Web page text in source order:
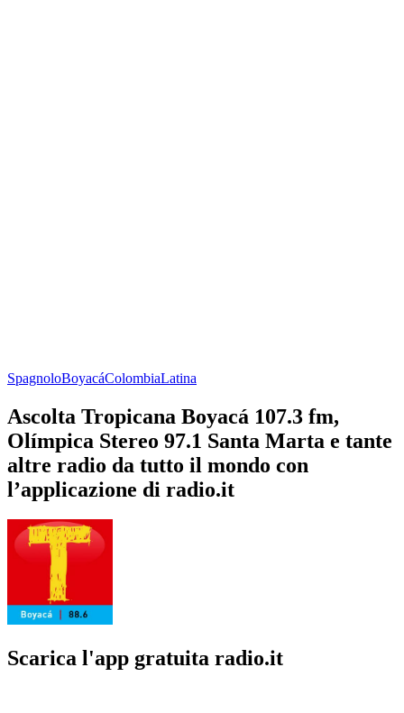
SpagnoloBoyacáColombiaLatina
Ascolta Tropicana Boyacá 107.3 fm,
Olímpica Stereo 97.1 Santa Marta e tante
altre radio da tutto il mondo con
l’applicazione di radio.it
Scarica l'app gratuita radio.it